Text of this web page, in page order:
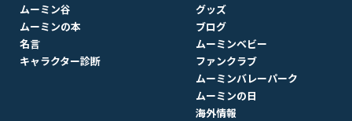
ムーミン谷
ムーミンの本
名言
キャラクター診断
グッズ
ブログ
ムーミンベビー
ファンクラブ
ムーミンバレーパーク
ムーミンの日
海外情報